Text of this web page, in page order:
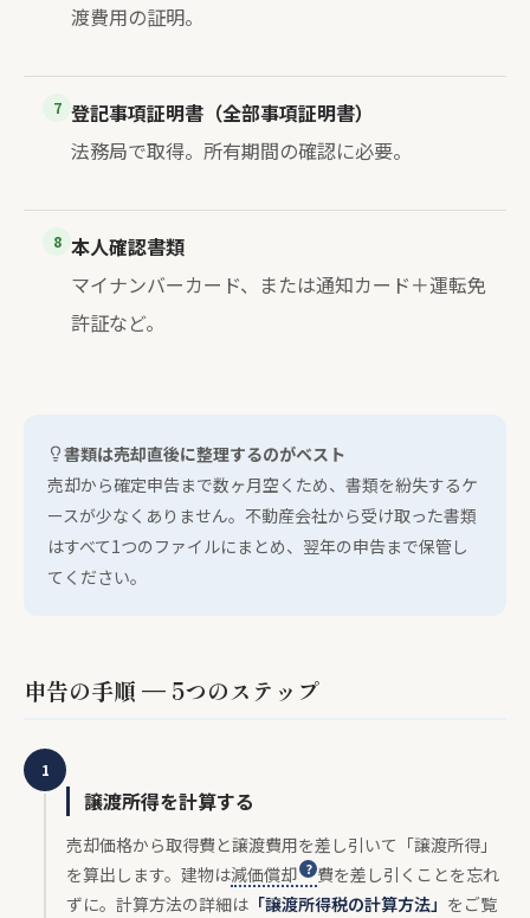
渡費用の証明。
7 登記事項証明書（全部事項証明書）
法務局で取得。所有期間の確認に必要。
8 本人確認書類
マイナンバーカード、または通知カード＋運転免
許証など。
書類は売却直後に整理するのがベスト
売却から確定申告まで数ヶ月空くため、書類を紛失するケ
ースが少なくありません。不動産会社から受け取った書類
はすべて1つのファイルにまとめ、翌年の申告まで保管し
てください。
申告の手順 — 5つのステップ
1
譲渡所得を計算する
売却価格から取得費と譲渡費用を差し引いて「譲渡所得」
を算出します。建物は減価償却
費を差し引くことを忘れ
ずに。計算方法の詳細は 「譲渡所得税の計算方法」 をご覧